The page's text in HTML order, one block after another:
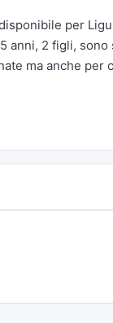
per
anni, 2 figli,
ma anche per